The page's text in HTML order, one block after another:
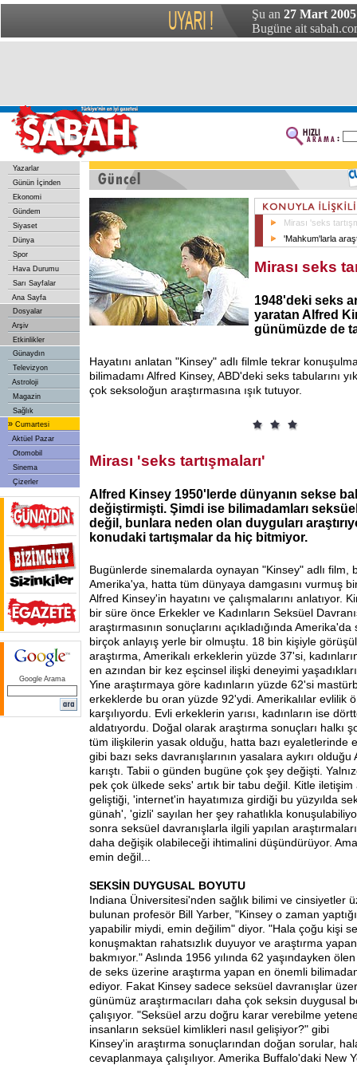
Şu an 27 Mart
Bugüne ait
Yazarlar
Günün İçinden
Ekonomi
Gündem
Siyaset
Dünya
Spor
Hava Durumu
Sarı Sayfalar
Ana Sayfa
Dosyalar
Arşiv
Etkinlikler
Günaydın
Televizyon
Astroloji
Magazin
Sağlık
» Cumartesi
Aktüel Pazar
Otomobil
Sinema
Çizerler
Google Arama
Mirası 'seks
'Mahkum'larla
Mirası seks
1948'deki seks
yaratan Alfred
günümüzde de
Hayatını anlatan "Kinsey" adlı filmle tekrar
bilimadamı Alfred Kinsey, ABD'deki seks tabularını
çok seksoloğun araştırmasına ışık tutuyor.
Mirası 'seks tartışmaları'
Alfred Kinsey 1950'lerde dünyanın sekse
değiştirmişti. Şimdi ise bilimadamları seksüel
değil, bunlara neden olan duyguları
konudaki tartışmalar da hiç bitmiyor.
Bugünlerde sinemalarda oynayan "Kinsey" adlı film,
Amerika'ya, hatta tüm dünyaya damgasını vurmuş
Alfred Kinsey'in hayatını ve çalışmalarını anlatıyor.
bir süre önce Erkekler ve Kadınların Seksüel
araştırmasının sonuçlarını açıkladığında
birçok anlayış yerle bir olmuştu. 18 bin kişiyle
araştırma, Amerikalı erkeklerin yüzde 37'si,
en azından bir kez eşcinsel ilişki deneyimi
Yine araştırmaya göre kadınların yüzde 62'si
erkeklerde bu oran yüzde 92'ydi. Amerikalılar evlilik
karşılıyordu. Evli erkeklerin yarısı, kadınların ise
aldatıyordu. Doğal olarak araştırma sonuçları halkı
tüm ilişkilerin yasak olduğu, hatta bazı eyaletlerinde
gibi bazı seks davranışlarının yasalara aykırı
karıştı. Tabii o günden bugüne çok şey değişti.
pek çok ülkede seks' artık bir tabu değil. Kitle iletişim
geliştiği, 'internet'in hayatımıza girdiği bu yüzyılda
günah', 'gizli' sayılan her şey rahatlıkla
sonra seksüel davranışlarla ilgili yapılan
daha değişik olabileceği ihtimalini düşündürüyor.
emin değil...
SEKSİN DUYGUSAL BOYUTU
Indiana Üniversitesi'nden sağlık bilimi ve cinsiyetler
bulunan profesör Bill Yarber, "Kinsey o zaman
yapabilir miydi, emin değilim" diyor. "Hala çoğu kişi
konuşmaktan rahatsızlık duyuyor ve araştırma
bakmıyor." Aslında 1956 yılında 62 yaşındayken
de seks üzerine araştırma yapan en önemli
ediyor. Fakat Kinsey sadece seksüel davranışlar
günümüz araştırmacıları daha çok seksin duygusal
çalışıyor. "Seksüel arzu doğru karar verebilme
insanların seksüel kimlikleri nasıl gelişiyor?" gibi
Kinsey'in araştırma sonuçlarından doğan sorular,
cevaplanmaya çalışılıyor. Amerika Buffalo'daki New